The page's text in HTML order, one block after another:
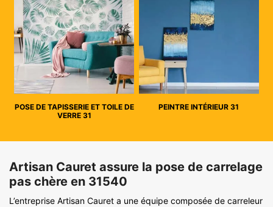
POSE DE TAPISSERIE ET TOILE DE
VERRE 31
PEINTRE INTÉRIEUR 31
Artisan Cauret assure la pose de carrelage
pas chère en 31540
L’entreprise Artisan Cauret a une équipe composée de carreleur